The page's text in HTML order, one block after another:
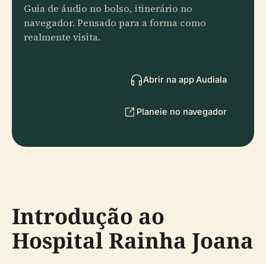
Guia de áudio no bolso, itinerário no
navegador. Pensado para a forma como
realmente visita.
Abrir na app Audiala
Planeie no navegador
Introdução ao
Hospital Rainha Joana